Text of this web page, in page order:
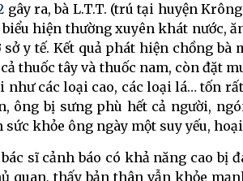
gây ra, bà L.T.T. (trú tại huyện
biểu hiện thường xuyên khát nước,
sở y tế. Kết quả phát hiện chồng bà
thuốc tây và thuốc nam, còn đặt
như các loại cao, các loại lá… tốn
ông bị sưng phù hết cả người,
sức khỏe ông ngày một suy yếu,
sĩ cảnh báo có khả năng cao
quan, thấy bản thân vẫn khỏe